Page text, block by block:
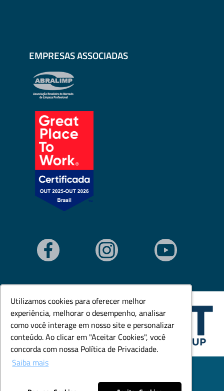
Utilizamos cookies para oferecer melhor
experiência, melhorar o desempenho, analisar
como você interage em nosso site e personalizar
conteúdo. Ao clicar em "Aceitar Cookies", você
concorda com nossa Política de Privacidade.
Saiba mais
Utilizamos cookies para oferecer melhor
experiência, melhorar o desempenho, analisar
como você interage em nosso site e personalizar
conteúdo. Ao clicar em "Aceitar Cookies", você
concorda com nossa Política de Privacidade.
Saiba mais
EMPRESAS ASSOCIADAS
© Todos os direitos reservados. Goedert Ltda - CNPJ: